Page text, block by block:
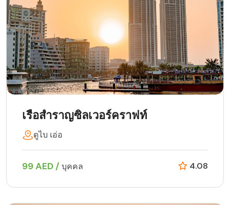
เรือสำราญซิลเวอร์คราฟท์
ดูไบ เอ่อ
99 AED / บุคคล 4.08